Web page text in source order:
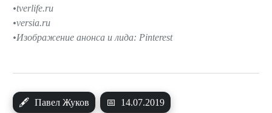
🖋 Павел Жуков 📅 14.07.2019
tverlife.ru
versia.ru
Изображение анонса и лида: Pinterest